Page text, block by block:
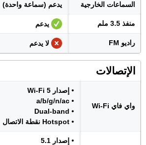
السماعات الخارجية يدعم (سماعة واحدة)
منفذ 3.5 ملم يدعم
راديو FM لا يدعم
الإتصالات
واي فاي Wi-Fi
• إصدار Wi-Fi 5
• a/b/g/n/ac
• Dual-band
• Hotspot نقطة الاتصال
• إصدار 5.1